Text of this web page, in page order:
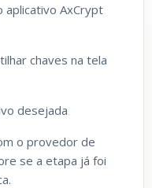
aplicativo AxCrypt
chaves na tela
desejada
o provedor de
se a etapa já foi